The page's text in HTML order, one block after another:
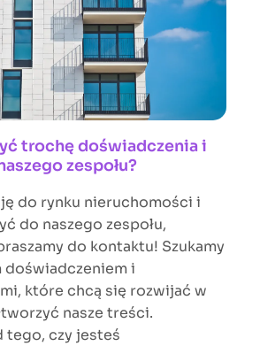
trochę doświadczenia i
zespołu?
do rynku nieruchomości i
do naszego zespołu,
do kontaktu! Szukamy
doświadczeniem i
które chcą się rozwijać w
nasze treści.
tego, czy jesteś